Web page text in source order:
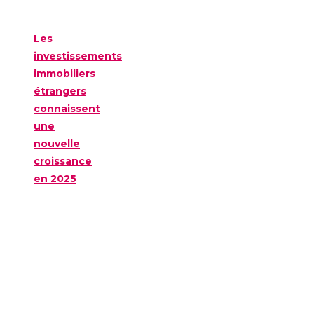
Les
investissements
immobiliers
étrangers
connaissent
une
nouvelle
croissance
en 2025